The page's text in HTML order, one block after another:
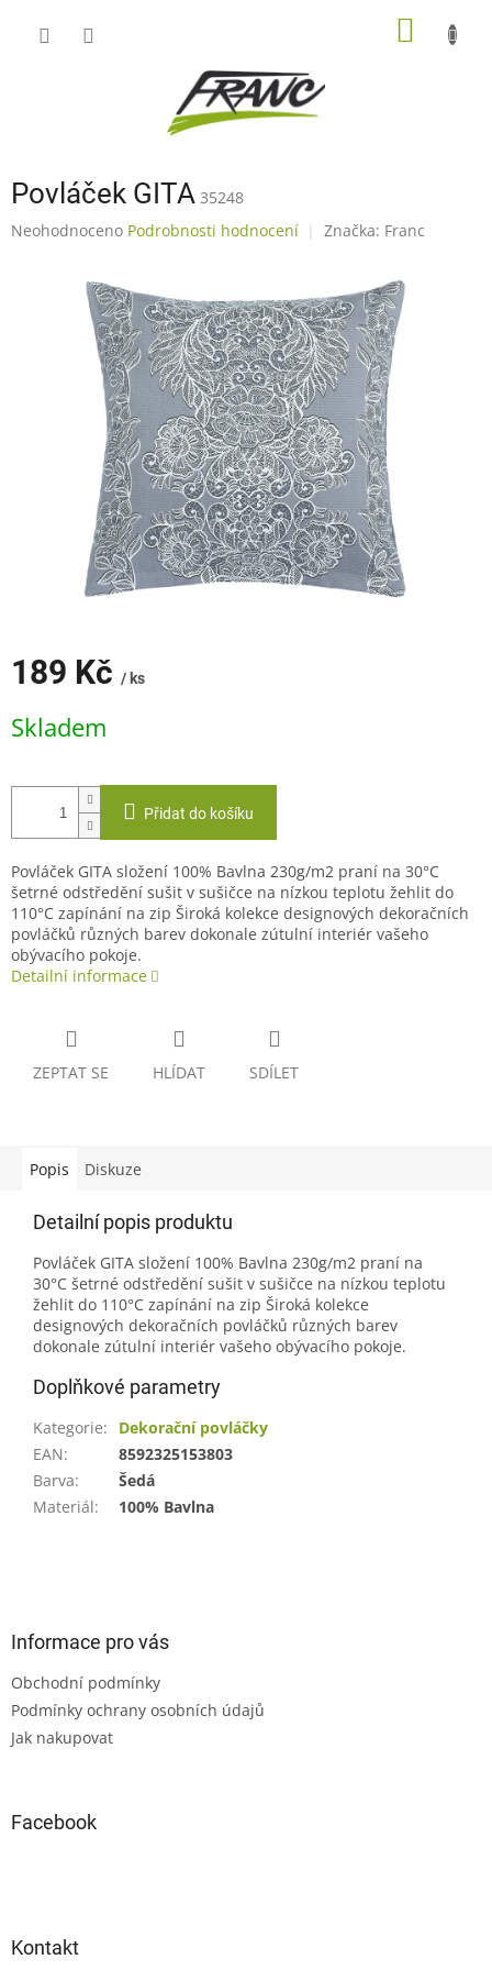
Povláček GITA 35248
Průměrné
Neohodnoceno Podrobnosti hodnocení Značka: Franc
189 Kč / ks
cena:
Skladem
Přidat do košíku
Povláček GITA složení 100% Bavlna 230g/m2 praní na 30°C
šetrné odstředění sušit v sušičce na nízkou teplotu žehlit do
110°C zapínání na zip Široká kolekce designových dekoračních
povláčků různých barev dokonale zútulní interiér vašeho
obývacího pokoje.
Detailní informace
ZEPTAT SE HLÍDAT SDÍLET
Popis Diskuze
Detailní popis produktu
Povláček GITA složení 100% Bavlna 230g/m2 praní na
30°C šetrné odstředění sušit v sušičce na nízkou teplotu
žehlit do 110°C zapínání na zip Široká kolekce
designových dekoračních povláčků různých barev
dokonale zútulní interiér vašeho obývacího pokoje.
Doplňkové parametry
Kategorie:
Dekorační povláčky
EAN:
8592325153803
Barva:
Šedá
Materiál: 100% Bavlna
Informace pro vás
Obchodní podmínky
Podmínky ochrany osobních údajů
Jak nakupovat
Facebook
Kontakt